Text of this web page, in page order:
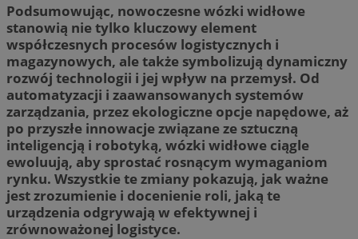
Podsumowując, nowoczesne wózki widłowe
stanowią nie tylko kluczowy element
współczesnych procesów logistycznych i
magazynowych, ale także symbolizują dynamiczny
rozwój technologii i jej wpływ na przemysł. Od
automatyzacji i zaawansowanych systemów
zarządzania, przez ekologiczne opcje napędowe, aż
po przyszłe innowacje związane ze sztuczną
inteligencją i robotyką, wózki widłowe ciągle
ewoluują, aby sprostać rosnącym wymaganiom
rynku. Wszystkie te zmiany pokazują, jak ważne
jest zrozumienie i docenienie roli, jaką te
urządzenia odgrywają w efektywnej i
zrównoważonej logistyce.